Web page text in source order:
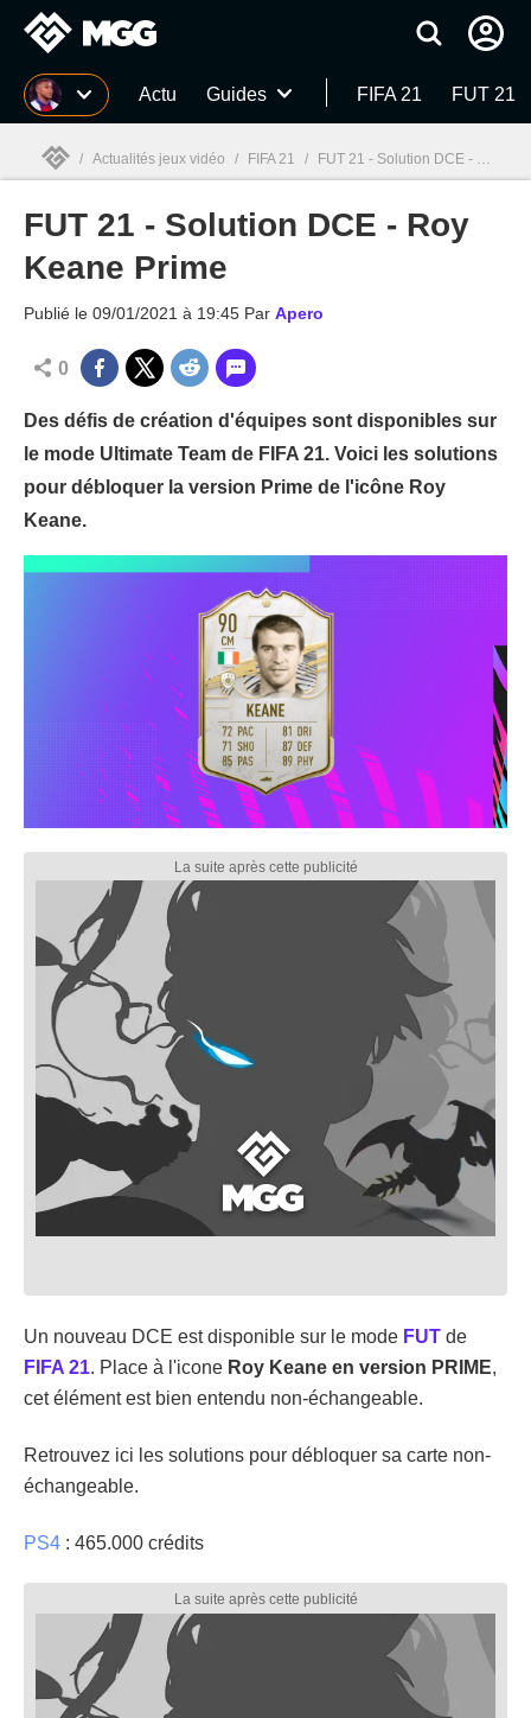
MGG Actu Guides FIFA 21 FUT 21
MGG
/ Actualités jeux vidéo / FIFA 21 / FUT 21 - Solution DCE - Roy Keane Prime
FUT 21 - Solution DCE - Roy
Keane Prime
Publié le 09/01/2021 à 19:45 Par Apero
0
Des défis de création d'équipes sont disponibles sur
le mode Ultimate Team de FIFA 21. Voici les solutions
pour débloquer la version Prime de l'icône Roy
Keane.
Un nouveau DCE est disponible sur le mode FUT de
FIFA 21. Place à l'icone Roy Keane en version PRIME,
cet élément est bien entendu non-échangeable.
Retrouvez ici les solutions pour débloquer sa carte non-
échangeable.
PS4 : 465.000 crédits